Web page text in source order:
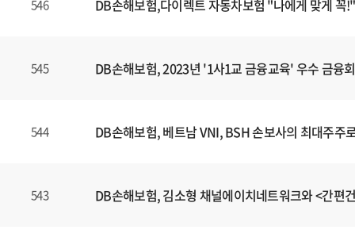
546 DB손해보험,다이렉트 자동차보험 "나에게 맞게 꼭
545 DB손해보험, 2023년 '1사1교 금융교육' 우수 금융
544 DB손해보험, 베트남 VNI, BSH 손보사의 최대주주
543 DB손해보험, 김소형 채널에이치네트워크와 <간편